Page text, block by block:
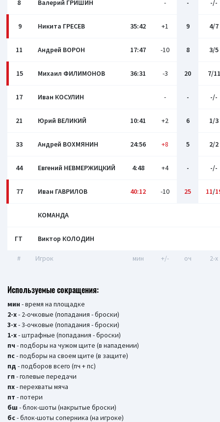
8 Валерий ГРИШИН - - -/-
9 Никита ГРЕСЕВ 35:42 +1 9 4/7
11 Андрей ВОРОН 17:47 -10 8 3/5
15 Михаил ФИЛИМОНОВ 36:31 -3 20 7/11
17 Иван КОСУЛИН - - -/-
21 Юрий ВЕЛИКИЙ 10:41 +2 6 1/3
33 Андрей ВОХМЯНИН 24:56 +8 5 2/2
44 Евгений НЕВМЕРЖИЦКИЙ 4:48 +4 - -/-
77 Иван ГАВРИЛОВ 40:12 -10 25 11/
КОМАНДА
ГТ Виктор КОЛОДИН
# Игрок мин +/- оч 2-x
Используемые сокращения:
мин - время на площадке
2-х- 2-очковые (попадания - броски)
3-х- 3-очковые (попадания - броски)
1-х- штрафные (попадания - броски)
пч - подборы на чужом щите (в нападении)
пс- подборы на своем щите (в защите)
пд - подборов всего (пч + пс)
гп - голевые передачи
пх- перехваты мяча
пт - потери
бш - блок-шоты (накрытые броски)
бc- блок-шоты соперника (на игроке)